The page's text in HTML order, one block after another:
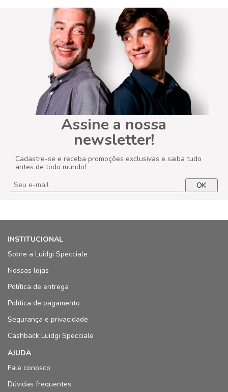
Assine a nossa
newsletter!
Cadastre-se e receba promoções exclusivas e saiba tudo
antes de todo mundo!
OK
INSTITUCIONAL
Sobre a Luidgi Specciale
Nossas lojas
Política de entrega
Política de pagamento
Segurança e privacidade
Cashback Luidgi Specciale
AJUDA
Fale conosco
Dúvidas frequentes